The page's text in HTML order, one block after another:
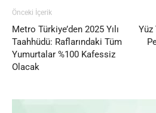
Önceki İçerik
Metro Türkiye’den 2025 Yılı
Taahhüdü: Raflarındaki Tüm
Yumurtalar %100 Kafessiz
Olacak
Yüz